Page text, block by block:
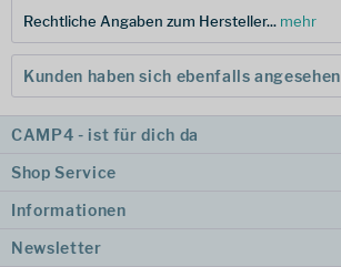
Rechtliche Angaben zum Hersteller... mehr
Kunden haben sich ebenfalls angesehen
CAMP4 - ist für dich da
Shop Service
Informationen
Newsletter